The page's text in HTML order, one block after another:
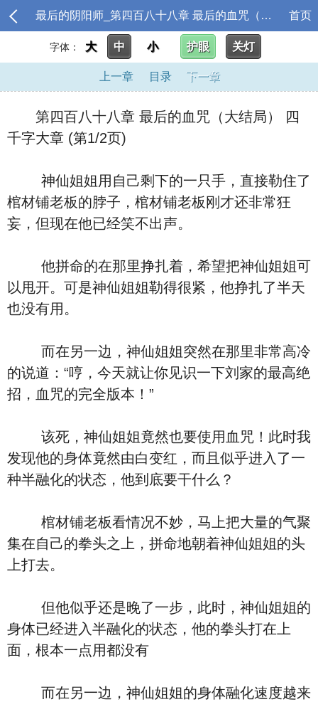
最后的阴阳师_第四百八十八章 最后的血咒（大结局） 四千字大章 首页
字体： 大 中 小 护眼 关灯
上一章 目录 下一章
第四百八十八章 最后的血咒（大结局） 四
千字大章 (第1/2页)
神仙姐姐用自己剩下的一只手，直接勒住了
棺材铺老板的脖子，棺材铺老板刚才还非常狂
妄，但现在他已经笑不出声。
他拼命的在那里挣扎着，希望把神仙姐姐可
以甩开。可是神仙姐姐勒得很紧，他挣扎了半天
也没有用。
而在另一边，神仙姐姐突然在那里非常高冷
的说道：“哼，今天就让你见识一下刘家的最高绝
招，血咒的完全版本！”
该死，神仙姐姐竟然也要使用血咒！此时我
发现他的身体竟然由白变红，而且似乎进入了一
种半融化的状态，他到底要干什么？
棺材铺老板看情况不妙，马上把大量的气聚
集在自己的拳头之上，拼命地朝着神仙姐姐的头
上打去。
但他似乎还是晚了一步，此时，神仙姐姐的
身体已经进入半融化的状态，他的拳头打在上
面，根本一点用都没有
而在另一边，神仙姐姐的身体融化速度越来